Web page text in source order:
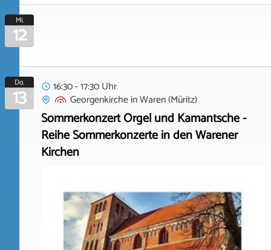
Mi.
12
Do.
13
16:30 - 17:30 Uhr
GeorgenkircheinWaren (Müritz)
Sommerkonzert Orgel und Kamantsche -
Reihe Sommerkonzerte in den Warener
Kirchen